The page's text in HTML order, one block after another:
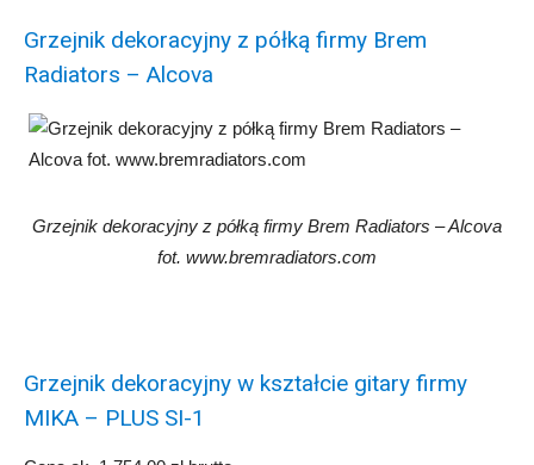
Grzejnik dekoracyjny z półką firmy Brem
Radiators – Alcova
Grzejnik dekoracyjny z półką firmy Brem Radiators – Alcova
fot. www.bremradiators.com
Grzejnik dekoracyjny w kształcie gitary firmy
MIKA – PLUS SI-1